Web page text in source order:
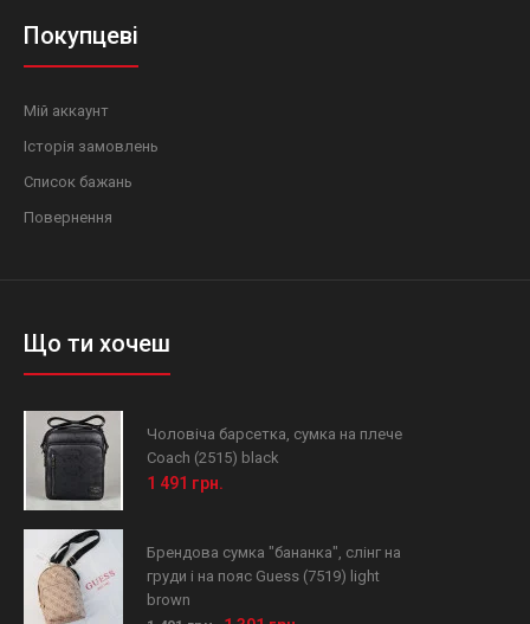
Покупцеві
Мій аккаунт
Історія замовлень
Список бажань
Повернення
Що ти хочеш
Чоловіча барсетка, сумка на плече
Coach (2515) black
1 491 грн.
Брендова сумка "бананка", слінг на
груди і на пояс Guess (7519) light
brown